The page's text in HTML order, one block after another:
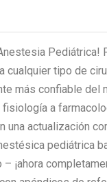
Pediátrica!
cualquier tipo de
más confiable del
fisiología a
una actualización
pediátrica
¡ahora